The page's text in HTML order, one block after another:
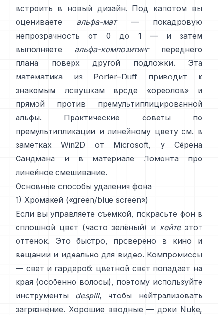
встроить в новый дизайн. Под капотом вы
оцениваете
альфа-мат— покадровую
непрозрачность от 0 до 1 — и затем
выполняете альфа-композитингпереднего
плана поверх другой подложки. Эта
математика из Porter–Duff приводит к
знакомым ловушкам вроде «ореолов» и
прямой против премультиплицированной
альфы. Практические советы по
премультипликации и линейному цвету см. в
заметках Win2D от Microsoft,
у Сёрена
Сандмана и
в материале Ломонта про
линейное смешивание.
Основные способы удаления фона
1) Хромакей («green/blue screen»)
Если вы управляете съёмкой, покрасьте фон в
сплошной цвет (часто зелёный) и кейтеэтот
оттенок. Это быстро, проверено в кино и
вещании и идеально для видео. Компромиссы
— свет и гардероб: цветной свет попадает на
края (особенно волосы), поэтому используйте
инструменты despill, чтобы нейтрализовать
загрязнение. Хорошие вводные —доки Nuke,